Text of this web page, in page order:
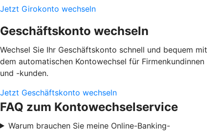
Jetzt Girokonto wechseln
Geschäftskonto wechseln
Wechsel Sie Ihr Geschäftskonto schnell und bequem mit
dem automatischen Kontowechsel für Firmenkundinnen
und -kunden.
Jetzt Geschäftskonto wechseln
FAQ zum Kontowechselservice
Warum brauchen Sie meine Online-Banking-